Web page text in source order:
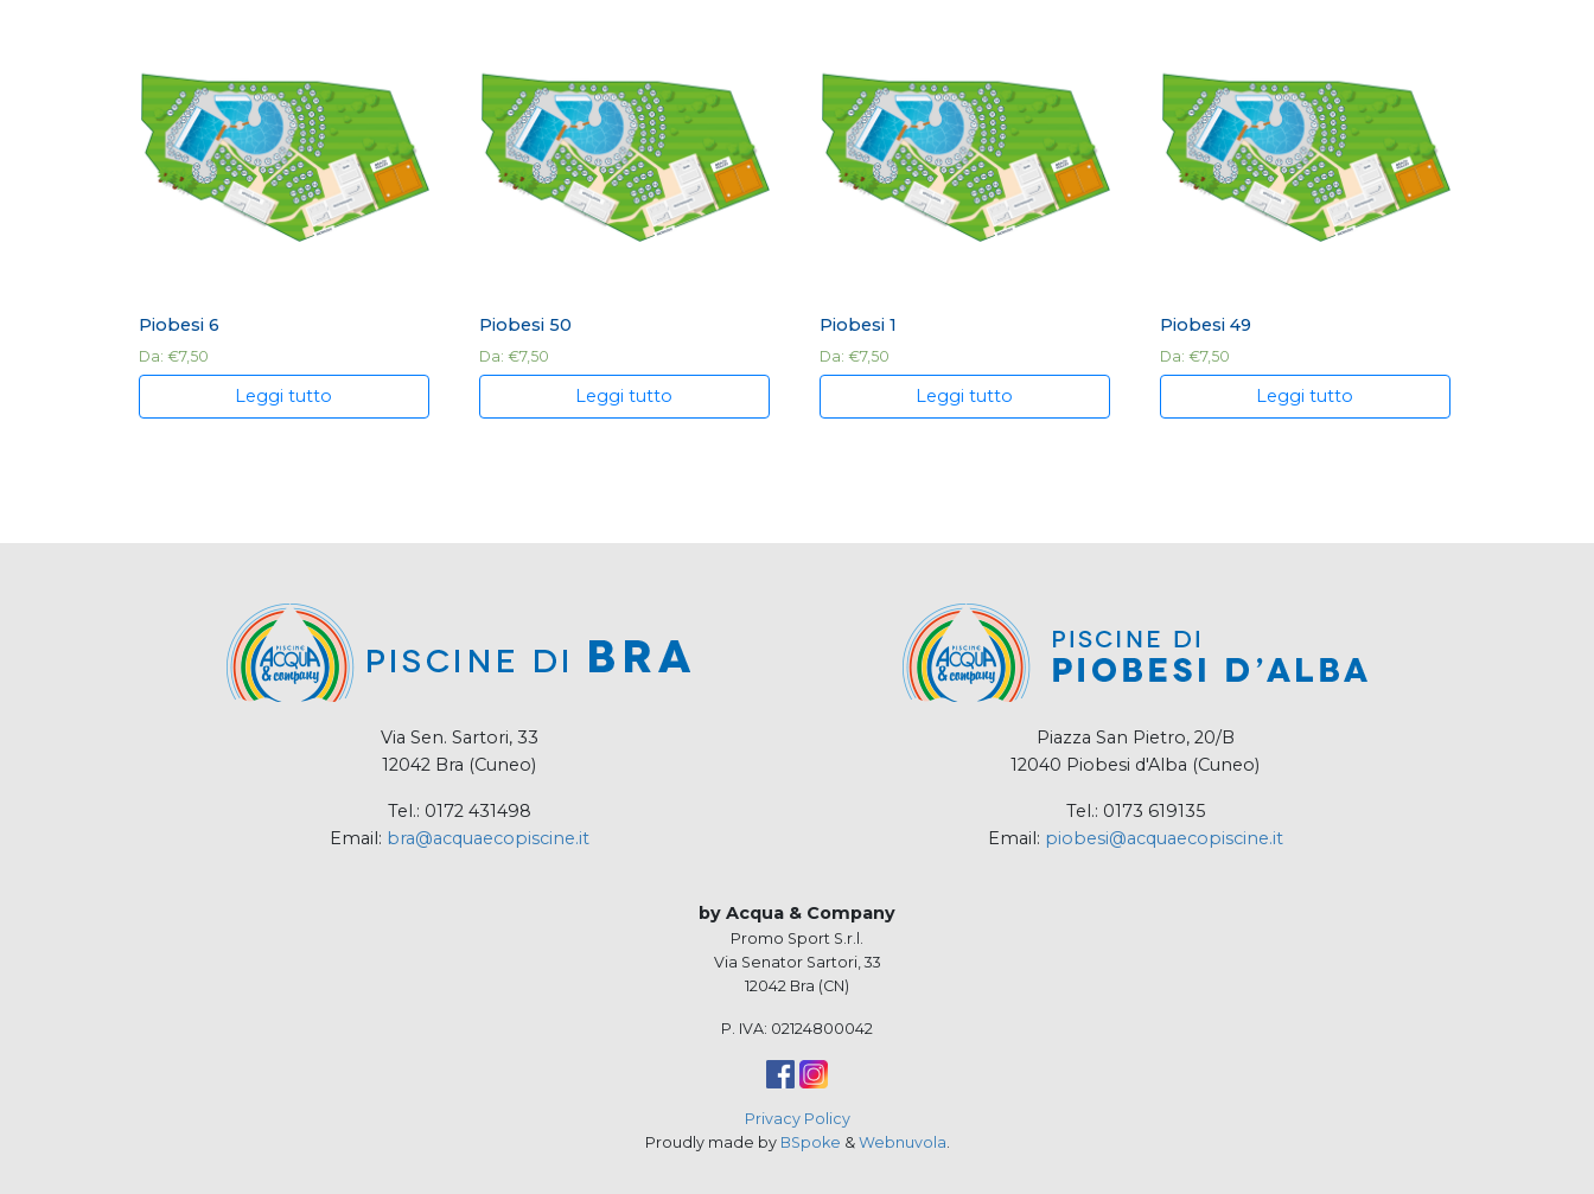
Piobesi 6
Da: €7,50
Leggi tutto
Piobesi 50
Da: €7,50
Leggi tutto
Piobesi 1
Da: €7,50
Leggi tutto
Piobesi 49
Da: €7,50
Leggi tutto
Via Sen. Sartori, 33
12042 Bra (Cuneo)
Tel.: 0172 431498
Email: bra@acquaecopiscine.it
Piazza San Pietro, 20/B
12040 Piobesi d'Alba (Cuneo)
Tel.: 0173 619135
Email: piobesi@acquaecopiscine.it
by Acqua & Company
Promo Sport S.r.l.
Via Senator Sartori, 33
12042 Bra (CN)
P. IVA: 02124800042
Privacy Policy
Proudly made by BSpoke & Webnuvola.